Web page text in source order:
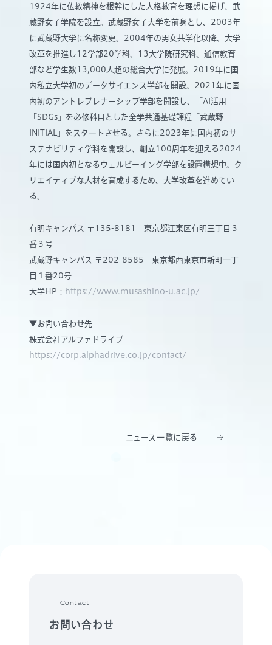
1924年に仏教精神を根幹にした人格教育を理想に掲げ、武
蔵野女子学院を設立。武蔵野女子大学を前身とし、2003年
に武蔵野大学に名称変更。2004年の男女共学化以降、大学
改革を推進し12学部20学科、13大学院研究科、通信教育
部など学生数13,000人超の総合大学に発展。2019年に国
内私立大学初のデータサイエンス学部を開設。2021年に国
内初のアントレプレナーシップ学部を開設し、「AI活用」
「SDGs」を必修科目とした全学共通基礎課程「武蔵野
INITIAL」をスタートさせる。さらに2023年に国内初のサ
ステナビリティ学科を開設し、創立100周年を迎える2024
年には国内初となるウェルビーイング学部を設置構想中。ク
リエイティブな人材を育成するため、大学改革を進めてい
る。
有明キャンパス 〒135-8181 東京都江東区有明三丁目３
番３号
武蔵野キャンパス 〒202-8585 東京都西東京市新町一丁
目１番20号
大学HP： https://www.musashino-u.ac.jp/
▼お問い合わせ先
株式会社アルファドライブ
https://corp.alphadrive.co.jp/contact/
ニュース一覧に戻る
Contact
お問い合わせ